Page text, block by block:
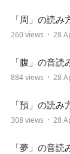
「周」の読
260 views 28
「腹」の音
884 views 28
「預」の読
308 views 28
「夢」の音